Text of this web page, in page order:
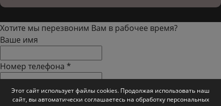
Хотите мы перезвоним Вам в рабочее время?
Ваше имя
Номер телефона *
перезвоните мне в
Этот сайт использует файлы cookies. Продолжая использовать наш
сайт, вы автоматически соглашаетесь на обработку персональных